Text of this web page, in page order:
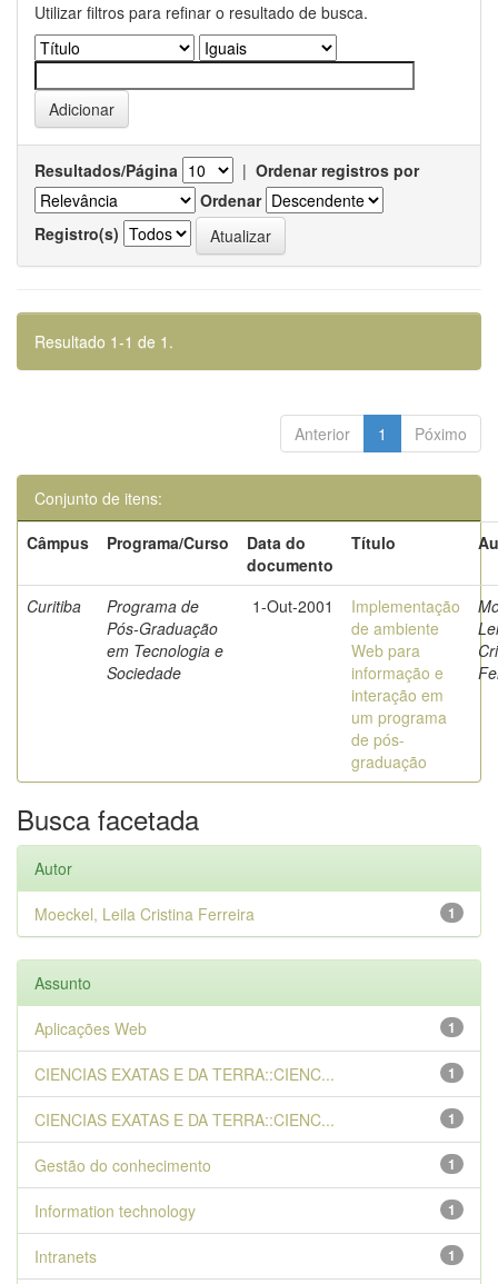
Utilizar filtros para refinar o resultado de busca.
Resultados/Página | Ordenar registros por
Ordenar
Registro(s)
Resultado 1-1 de 1.
Anterior 1 Póximo
Conjunto de itens:
Câmpus
Programa/Curso
Data do
documento
Título
Curitiba
Programa de
Pós-Graduação
em Tecnologia e
Sociedade
1-Out-2001
Implementação
de ambiente
Web para
informação e
interação em
um programa
de pós-
graduação
Busca facetada
Autor
1
Moeckel, Leila Cristina Ferreira
Assunto
1
Aplicações Web
1
CIENCIAS EXATAS E DA TERRA::CIENC...
1
CIENCIAS EXATAS E DA TERRA::CIENC...
1
Gestão do conhecimento
1
Information technology
1
Intranets